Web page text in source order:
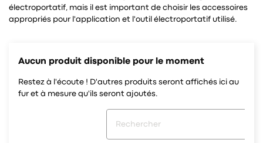
électroportatif, mais il est important de choisir les accessoires
appropriés pour l'application et l'outil électroportatif utilisé.
Aucun produit disponible pour le moment
Restez à l'écoute ! D'autres produits seront affichés ici au
fur et à mesure qu'ils seront ajoutés.